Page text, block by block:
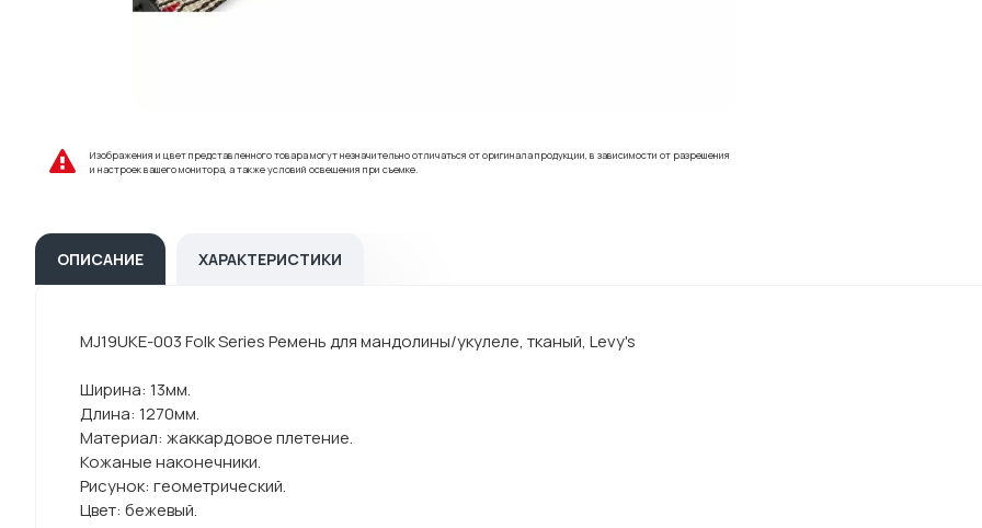
Изображения и цвет представленного товара могут незначительно отличаться от оригинала продукции, в зависимости от разрешения
и настроек вашего монитора, а также условий освещения при съемке.
ОПИСАНИЕ ХАРАКТЕРИСТИКИ
MJ19UKE-003 Folk Series Ремень для мандолины/укулеле, тканый, Levy's
Ширина: 13мм.
Длина: 1270мм.
Материал: жаккардовое плетение.
Кожаные наконечники.
Рисунок: геометрический.
Цвет: бежевый.